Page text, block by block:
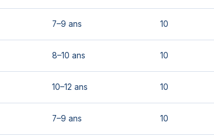
7–9 ans 10
8–10 ans 10
10–12 ans 10
7–9 ans 10